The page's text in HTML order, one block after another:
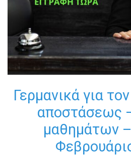
Γερμανικά για
αποστάσεως
μαθημάτων